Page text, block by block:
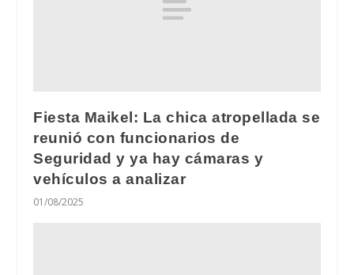
Fiesta Maikel: La chica atropellada se
reunió con funcionarios de
Seguridad y ya hay cámaras y
vehículos a analizar
01/08/2025